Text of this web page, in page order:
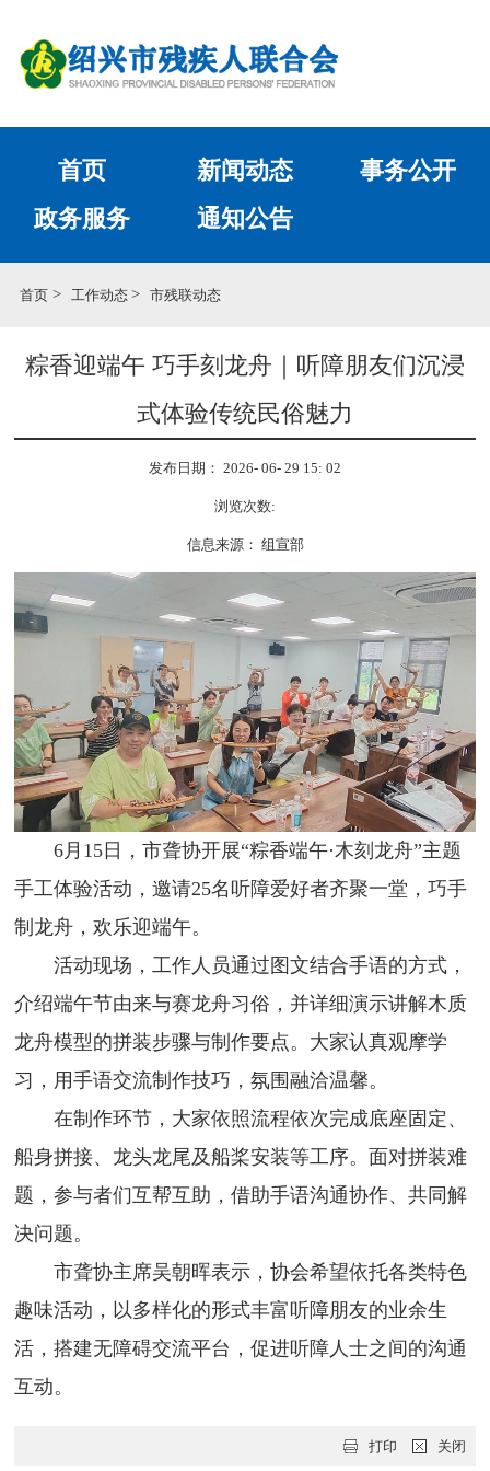
首页 新闻动态
事务公开
政务服务
通知公告
首页 > 工作动态> 市残联动态
粽香迎端午 巧手刻龙舟｜听障朋友们沉浸
式体验传统民俗魅力
发布日期： 2026- 06- 29 15: 02
浏览次数:
信息来源： 组宣部
6月15日，市聋协开展“粽香端午·木刻龙舟”主题
手工体验活动，邀请25名听障爱好者齐聚一堂，巧手
制龙舟，欢乐迎端午。
活动现场，工作人员通过图文结合手语的方式 ，
介绍端午节由来与赛龙舟习俗，并详细演示讲解木质
龙舟模型的拼装步骤与制作要点。 大家认真观摩学
习，用手语交流制作技巧，氛围融洽温馨。
在制作环节，大家依照流程依次完成底座固定、
船身拼接、龙头龙尾及船桨安装等工序。面对拼装难
题，参与者们互帮互助，借助手语沟通协作、共同解
决问题。
市聋协主席吴朝晖表示，协会希望依托各类特色
趣味活动，以多样化的形式丰富听障朋友的业余生
活，搭建无障碍交流平台，促进听障人士之间的沟通
互动。
打印 关闭